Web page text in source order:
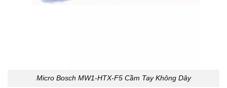
Micro Bosch MW1-HTX-F5 Cầm Tay Không Dây